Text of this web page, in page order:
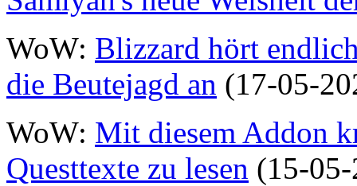
WoW: Blizzard hört
die Beutejagd an (17-05-
WoW: Mit diesem Addon
Questtexte zu lesen (15-